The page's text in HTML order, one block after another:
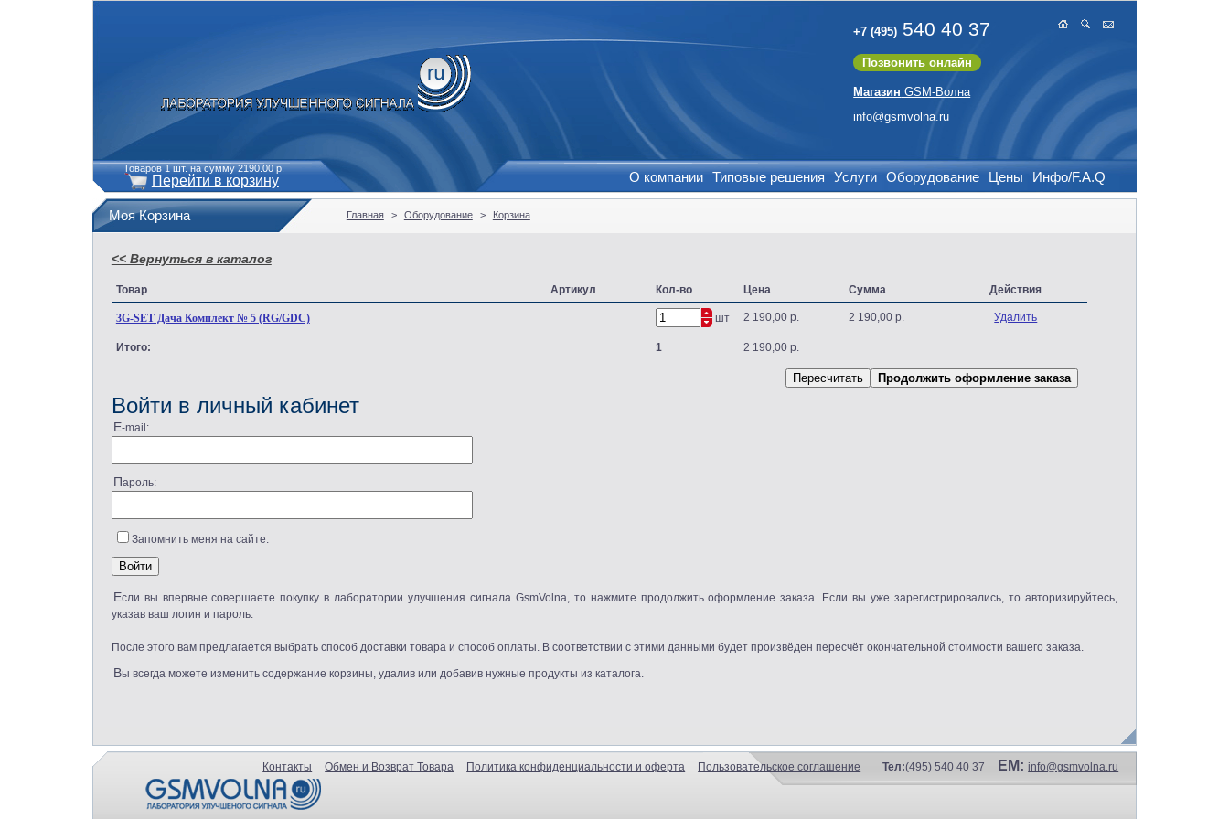
Товаров 1 шт. на сумму 2190.00 р.
Перейти в корзину
+7 (495) 540 40 37
Позвонить онлайн
Магазин GSM-Волна
info@gsmvolna.ru
О компании Типовые решения Услуги Оборудование Цены Инфо/F.A.Q
Моя Корзина Главная > Оборудование > Корзина
<< Вернуться в каталог
Товар Артикул Кол-во Цена Сумма Действия
3G-SET Дача Комплект № 5 (RG/GDC) шт 2 190,00 р. 2 190,00 р. Удалить
Итого: 1 2 190,00 р.
Войти в личный кабинет
E-mail:
Пароль:
Запомнить меня на сайте.
Если вы впервые совершаете покупку в лаборатории улучшения сигнала GsmVolna, то нажмите продолжить оформление заказа. Если вы уже зарегистрировались, то авторизируйтесь,
указав ваш логин и пароль.
После этого вам предлагается выбрать способ доставки товара и способ оплаты. В соответствии с этими данными будет произвёден пересчёт окончательной стоимости вашего заказа.
Вы всегда можете изменить содержание корзины, удалив или добавив нужные продукты из каталога.
Контакты Обмен и Возврат Товара Политика конфиденциальности и оферта Пользовательское соглашение Тел:(495) 540 40 37 EM: info@gsmvolna.ru